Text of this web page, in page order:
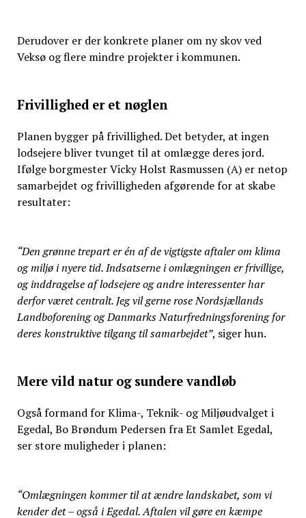
Derudover er der konkrete planer om ny skov ved
Veksø og flere mindre projekter i kommunen.
Frivillighed er et nøglen
Planen bygger på frivillighed. Det betyder, at ingen
lodsejere bliver tvunget til at omlægge deres jord.
Ifølge borgmester Vicky Holst Rasmussen (A) er netop
samarbejdet og frivilligheden afgørende for at skabe
resultater:
“Den grønne trepart er én af de vigtigste aftaler om klima
og miljø i nyere tid. Indsatserne i omlægningen er frivillige,
og inddragelse af lodsejere og andre interessenter har
derfor været centralt. Jeg vil gerne rose Nordsjællands
Landboforening og Danmarks Naturfredningsforening for
deres konstruktive tilgang til samarbejdet”, siger hun.
Mere vild natur og sundere vandløb
Også formand for Klima-, Teknik- og Miljøudvalget i
Egedal, Bo Brøndum Pedersen fra Et Samlet Egedal,
ser store muligheder i planen:
“Omlægningen kommer til at ændre landskabet, som vi
kender det – også i Egedal. Aftalen vil gøre en kæmpe